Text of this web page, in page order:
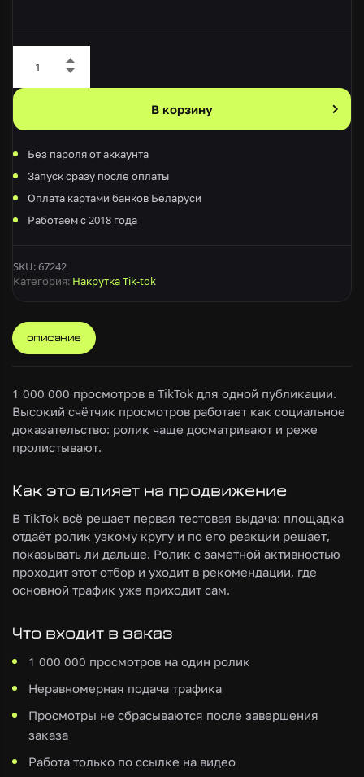
В корзину
Alternative:
Без пароля от аккаунта
Запуск сразу после оплаты
Оплата картами банков Беларуси
Работаем с 2018 года
SKU:67242
Категория: Накрутка Tik-tok
описание
1 000 000 просмотров в TikTok для одной публикации.
Высокий счётчик просмотров работает как социальное
доказательство: ролик чаще досматривают и реже
пролистывают.
Как это влияет на продвижение
В TikTok всё решает первая тестовая выдача: площадка
отдаёт ролик узкому кругу и по его реакции решает,
показывать ли дальше. Ролик с заметной активностью
проходит этот отбор и уходит в рекомендации, где
основной трафик уже приходит сам.
Что входит в заказ
1 000 000 просмотров на один ролик
Неравномерная подача трафика
Просмотры не сбрасываются после завершения
заказа
Работа только по ссылке на видео